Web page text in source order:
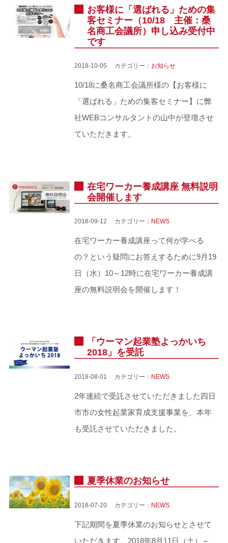
お客様に「選ばれる」ための集
客セミナー（10/18 主催：桑
名商工会議所）申し込み受付中
です
2018-10-05 カテゴリー： お知らせ
10/18に桑名商工会議所様の【お客様に
「選ばれる」ための集客セミナー】に弊
社WEBコンサルタントの山中が登壇させ
ていただきます。
在宅ワーカー養成講座 無料説明
会開催します
2018-09-12 カテゴリー： NEWS
在宅ワーカー養成講座って何が学べる
の？という疑問にお答えするために9月19
日（水）10～12時に在宅ワーカー養成講
座の無料説明会を開催します！
「ウーマン起業塾よっかいち
2018」を受託
2018-08-01 カテゴリー： NEWS
2年連続で受託させていただきました四日
市市の女性起業家育成支援事業を、本年
も受託させていただきました。
夏季休業のお知らせ
2018-07-20 カテゴリー： NEWS
下記期間を夏季休業のお知らせとさせて
いただきます。2018年8月11日（土）～